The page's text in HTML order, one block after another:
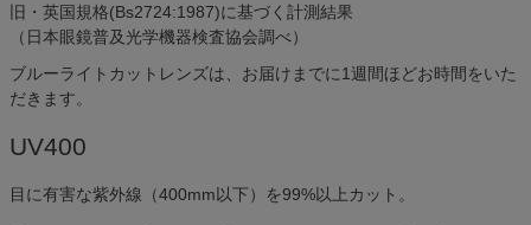
旧・英国規格(Bs2724:1987)に基づく計測結果
（日本眼鏡普及光学機器検査協会調べ）
ブルーライトカットレンズは、お届けまでに1週間ほどお時間をいた
だきます。
UV400
目に有害な紫外線（400mm以下）を99%以上カット。